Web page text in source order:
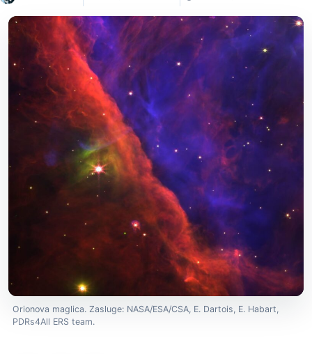
Orionova maglica. Zasluge: NASA/ESA/CSA, E. Dartois, E. Habart,
PDRs4All ERS team.